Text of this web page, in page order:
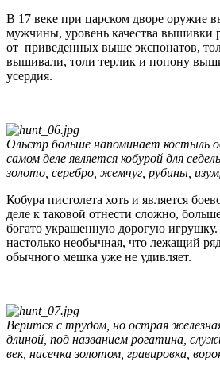
В 17 веке при царском дворе оружие
мужчины, уровень качества вышивки
от приведенных выше экспонатов,
вышивали, толи терлик и попону
усердия.
Ольстр больше напоминает костыль
самом деле является кобурой для
золото, серебро, жемчуг, рубины,
Кобура пистолета хоть и является
деле к таковой отнести сложно,
богато украшенную дорогую
настолько необычная, что лежащий
обычного мешка уже не удивляет.
Верится с трудом, но острая
длиной, под названием рогатина,
век, насечка золотом, гравировка,